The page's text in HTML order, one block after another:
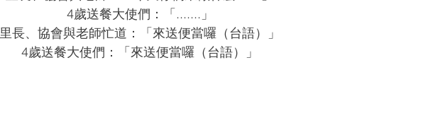
4歲送餐大使們：「.......」
里長、協會與老師忙道：「來送便當囉（台語）」
4歲送餐大使們：「來送便當囉（台語）」